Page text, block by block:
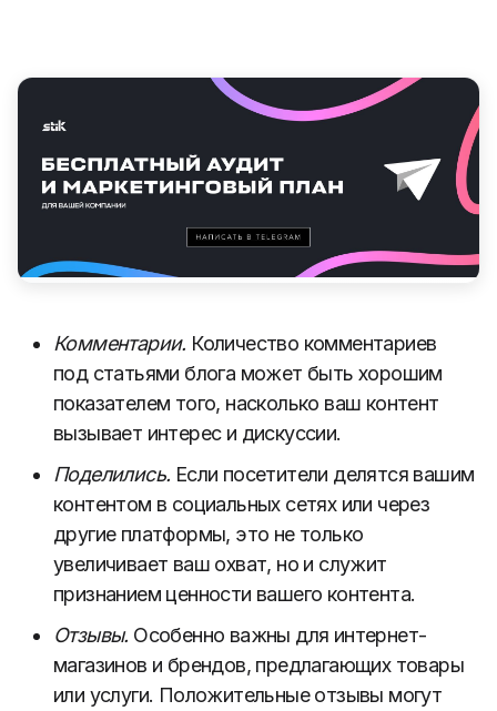
Комментарии. Количество комментариев
под статьями блога может быть хорошим
показателем того, насколько ваш контент
вызывает интерес и дискуссии.
Поделились. Если посетители делятся вашим
контентом в социальных сетях или через
другие платформы, это не только
увеличивает ваш охват, но и служит
признанием ценности вашего контента.
Отзывы. Особенно важны для интернет-
магазинов и брендов, предлагающих товары
или услуги. Положительные отзывы могут